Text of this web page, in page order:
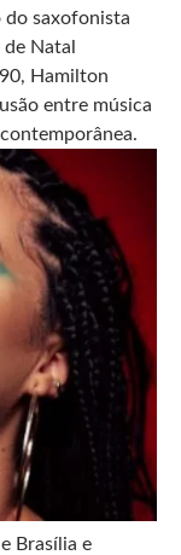
do saxofonista
Natal
Hamilton
entre música
Brasília e